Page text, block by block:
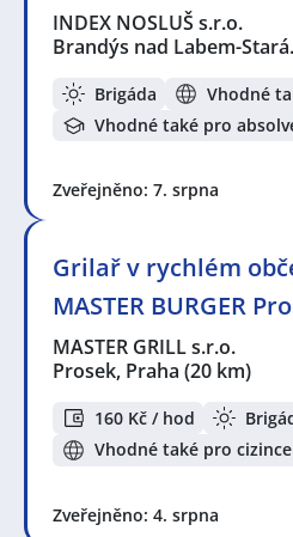
INDEX NOSLUŠ s.r.o.
Brandýs nad Labem-
Brigáda
Vhodné
Vhodné také pro
Zveřejněno: 7. srpna
Grilař v rychlém
MASTER BURGER
MASTER GRILL s.r.o.
Prosek, Praha (20 km)
160 Kč / hod
Vhodné také pro cizince
Zveřejněno: 4. srpna